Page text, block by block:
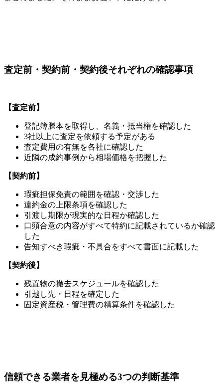
査定前・契約前・契約後それぞれの確認事項
【査定前】
登記簿謄本を取得し、名義・抵当権を確認した
3社以上に査定を依頼する予定がある
査定費用の有無を各社に確認した
近隣の成約事例から相場価格を把握した
【契約前】
瑕疵担保免責の範囲を確認・交渉した
違約金の上限条項を確認した
引渡し期限が現実的な日程か確認した
口頭合意の内容がすべて特約に記載されているか確認
した
告知すべき瑕疵・不具合をすべて書面に記載した
【契約後】
残置物の撤去スケジュールを確認した
引越し先・日程を確定した
固定資産税・管理費の精算条件を確認した
信頼できる業者を見極める3つの判断基準